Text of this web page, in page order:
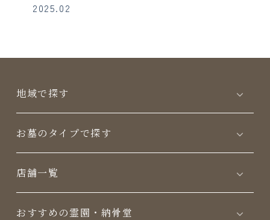
2025.02
地域で探す
お墓のタイプで探す
店舗一覧
おすすめの霊園・納骨堂